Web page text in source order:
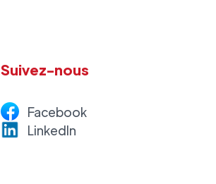
Suivez-nous
Facebook
LinkedIn